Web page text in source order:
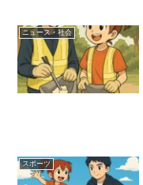
ニュース・社会
スポーツ